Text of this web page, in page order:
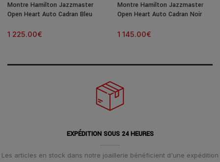
Montre Hamilton Jazzmaster
Open Heart Auto Cadran Bleu
1 225.00€
Montre Hamilton Jazzmaster
Open Heart Auto Cadran Noir
1 145.00€
EXPÉDITION SOUS 24 HEURES
Les articles en stock dans notre joaillerie bénéficient d'une expédition